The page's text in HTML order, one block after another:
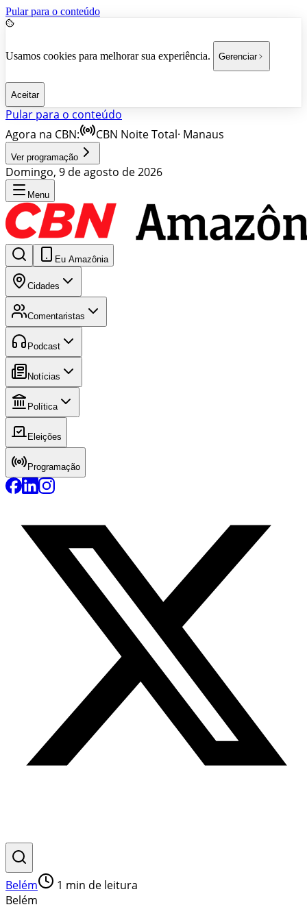
Pular para o conteúdo
Usamos cookies para melhorar sua experiência. Gerenciar
Aceitar
Pular para o conteúdo
Agora na CBN:
CBN Noite Total· Manaus
Ver programação
Domingo, 9 de agosto de 2026
Menu
Eu Amazônia
Cidades
Comentaristas
Podcast
Notícias
Política
Eleições
Programação
Belém 1 min de leitura
Belém